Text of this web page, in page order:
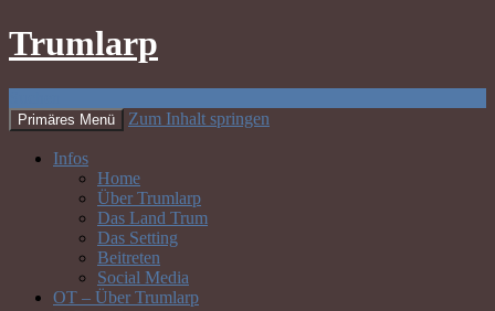
Trumlarp
Primäres Menü Zum Inhalt springen
Infos
Home
Über Trumlarp
Das Land Trum
Das Setting
Beitreten
Social Media
OT – Über Trumlarp